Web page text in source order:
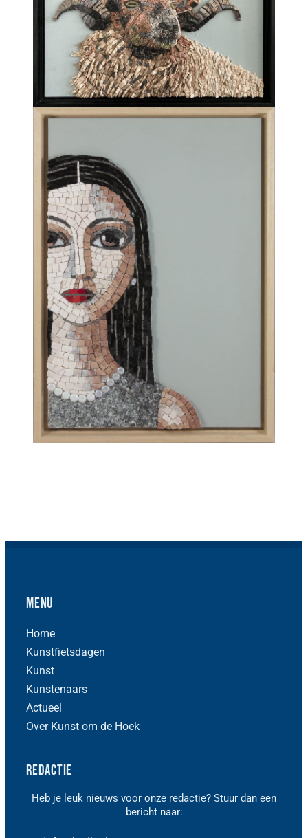
Menu
Home
Kunstfietsdagen
Kunst
Kunstenaars
Actueel
Over Kunst om de Hoek
Redactie
Heb je leuk nieuws voor onze redactie? Stuur dan een
bericht naar: